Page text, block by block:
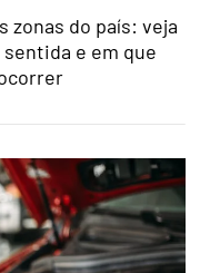
zonas do país: veja
e em que